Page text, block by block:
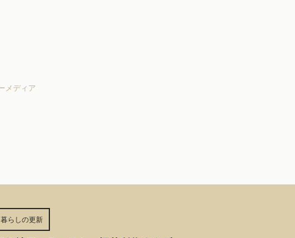
メディア
暮らしの更新